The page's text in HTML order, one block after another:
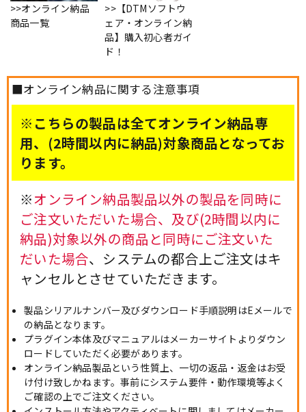
>>オンライン納品
商品一覧
>>【DTMソフトウ
ェア・オンライン納
品】購入初心者ガイ
ド！
■オンライン納品に関する注意事項
※こちらの製品は全てオンライン納品専
用、(2時間以内に納品)対象商品となってお
ります。
※オンライン納品製品以外の製品を同時に
ご注文いただいた場合、及び(2時間以内に
納品)対象以外の商品と同時にご注文いた
だいた場合、システムの都合上ご注文はキ
ャンセルとさせていただきます。
製品シリアルナンバー及びダウンロード手順説明はEメールで
の納品となります。
プラグイン本体及びマニュアルはメーカーサイトよりダウン
ロードしていただく必要があります。
オンライン納品製品という性質上、一切の返品・返金はお受
け付け致しかねます。事前にシステム要件・動作環境等よく
ご確認の上でご注文ください。